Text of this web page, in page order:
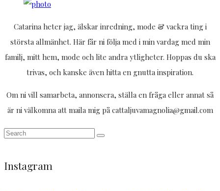
Catarina heter jag, älskar inredning, mode & vackra ting i
största allmänhet. Här får ni följa med i min vardag med min
familj, mitt hem, mode och lite andra ytligheter. Hoppas du ska
trivas, och kanske även hitta en gnutta inspiration.
Om ni vill samarbeta, annonsera, ställa en fråga eller annat så
är ni välkomna att maila mig på cattaljuvamagnolia@gmail.com
Instagram